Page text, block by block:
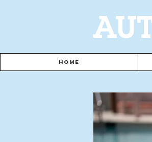
A
Home